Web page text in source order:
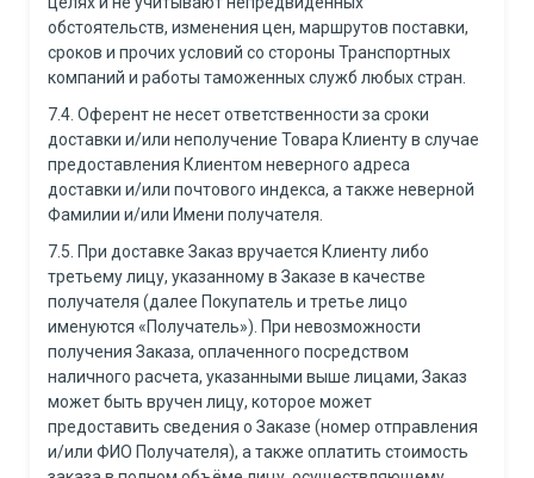
обстоятельств, изменения цен, маршрутов поставки,
сроков и прочих условий со стороны Транспортных
компаний и работы таможенных служб любых стран.
7.4. Оферент не несет ответственности за сроки
доставки и/или неполучение Товара Клиенту в случае
предоставления Клиентом неверного адреса
доставки и/или почтового индекса, а также неверной
Фамилии и/или Имени получателя.
7.5. При доставке Заказ вручается Клиенту либо
третьему лицу, указанному в Заказе в качестве
получателя (далее Покупатель и третье лицо
именуются «Получатель»). При невозможности
получения Заказа, оплаченного посредством
наличного расчета, указанными выше лицами, Заказ
может быть вручен лицу, которое может
предоставить сведения о Заказе (номер отправления
и/или ФИО Получателя), а также оплатить стоимость